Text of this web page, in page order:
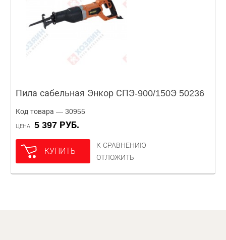
Пила сабельная Энкор СПЭ-900/150Э 50236
Код товара — 30955
ЦЕНА 5 397 РУБ.
КУПИТЬ
К СРАВНЕНИЮ
ОТЛОЖИТЬ